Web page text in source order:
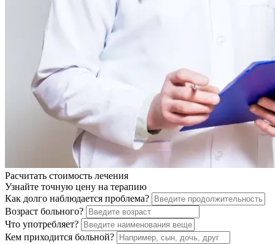
Расчитать стоимость лечения
Узнайте точную цену на терапию
Как долго наблюдается проблема?
Возраст больного?
Что употребляет?
Кем приходится больной?